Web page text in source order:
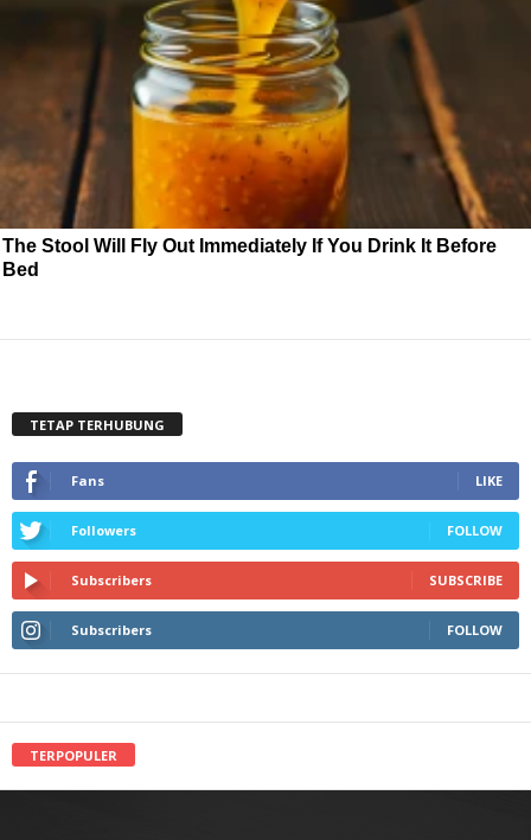
The Stool Will Fly Out Immediately If You Drink It Before
Bed
TETAP TERHUBUNG
Fans LIKE
Followers FOLLOW
Subscribers SUBSCRIBE
Subscribers FOLLOW